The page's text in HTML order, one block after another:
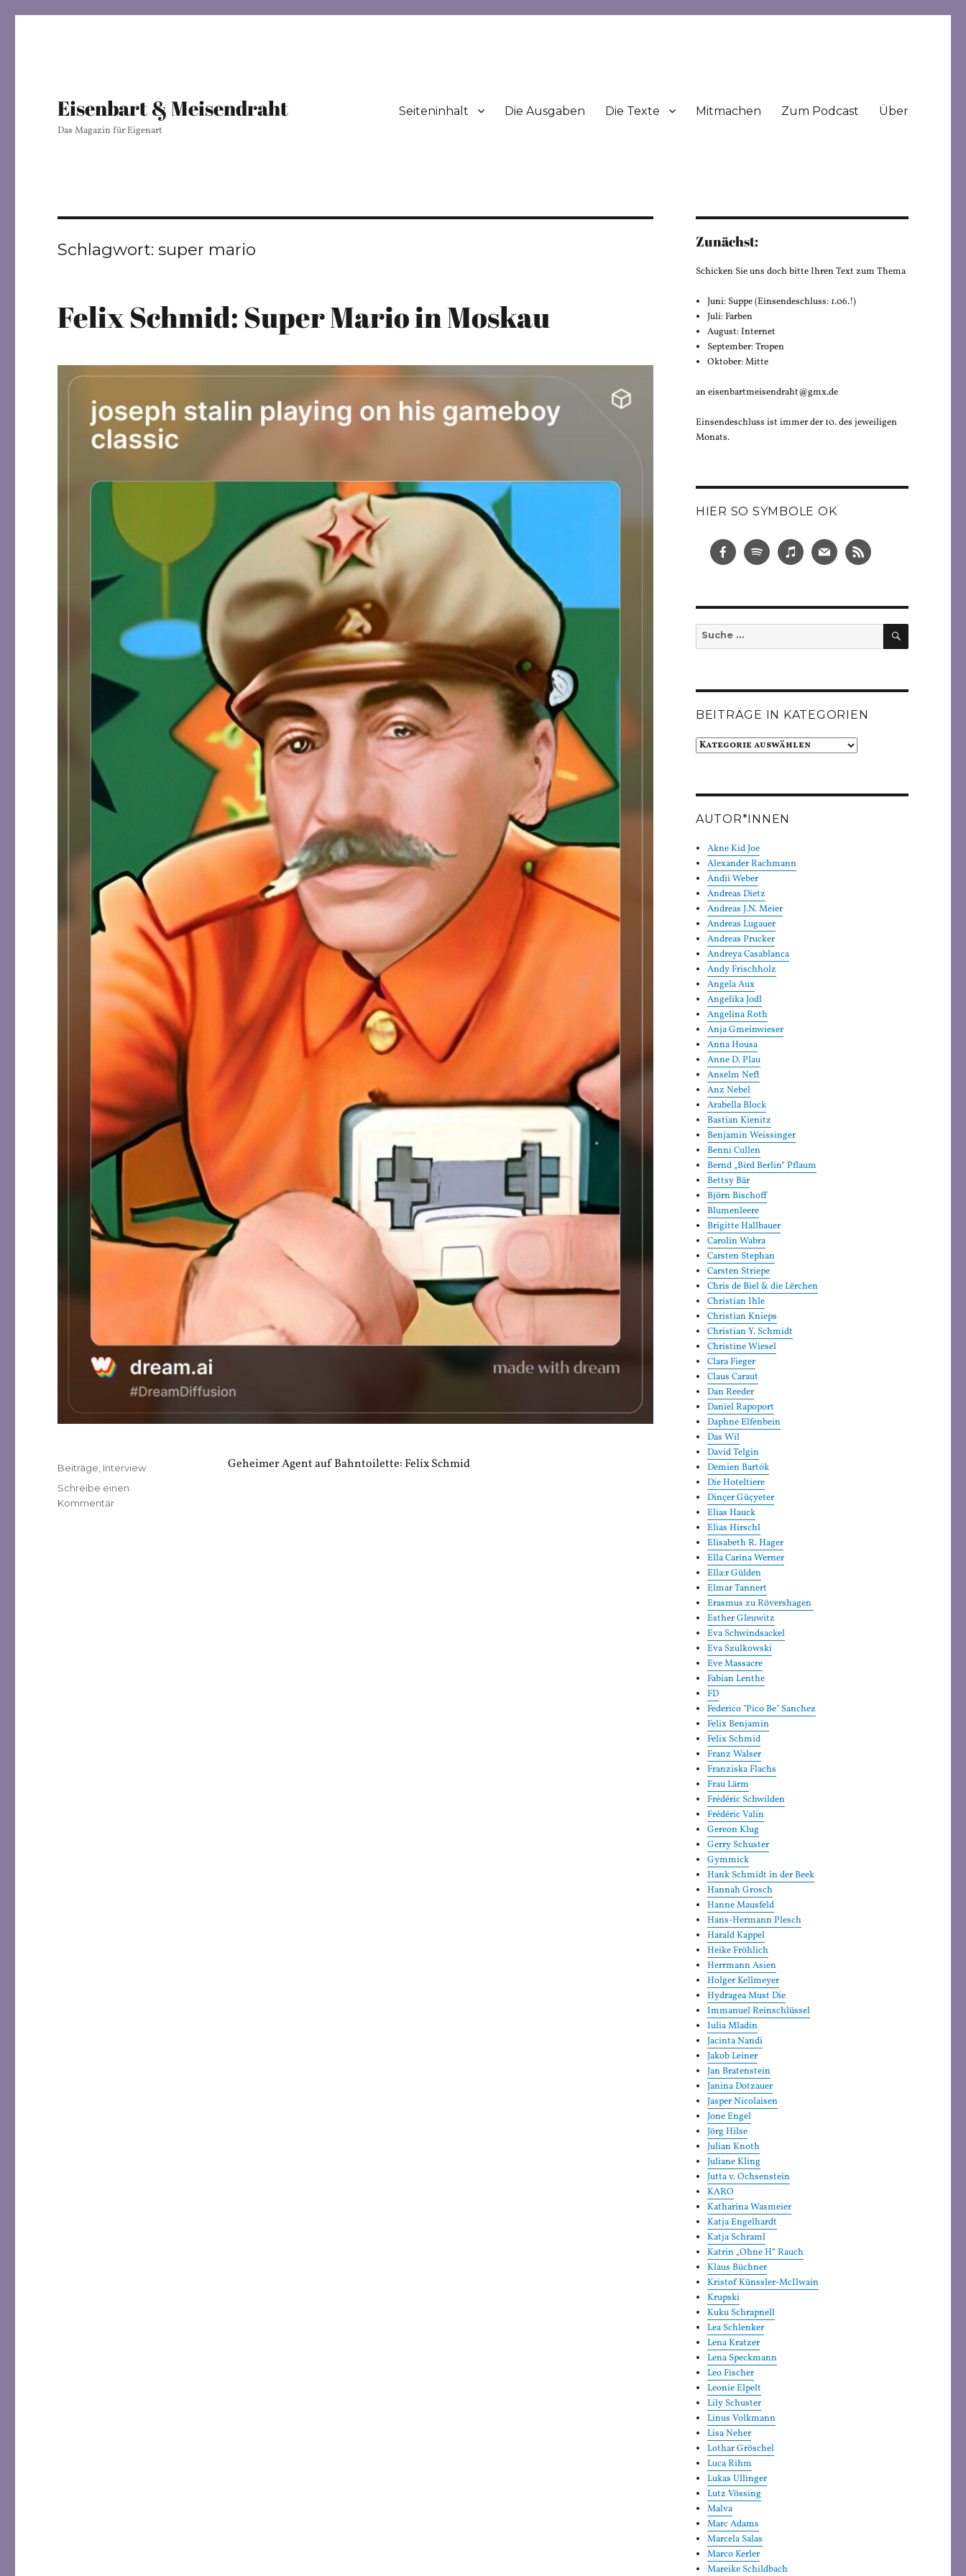
Eisenbart & Meisendraht
Das Magazin für Eigenart
Seiteninhalt Die Ausgaben Die Texte Mitmachen Zum Podcast Über
Schlagwort:super mario
Felix Schmid: Super Mario in Moskau
Geheimer Agent auf Bahntoilette: Felix Schmid
Veröffentlicht
am
Kategorien
Beiträge Interview
Schreibe einen
Kommentarzu
Zunächst:
Schicken Sie uns doch bitte Ihren Text zum Thema
Juni: Suppe (Einsendeschluss: 1.06.!)
Juli: Farben
August: Internet
September: Tropen
Oktober: Mitte
an eisenbartmeisendraht@gmx.de
Einsendeschluss ist immer der 10. des jeweiligen
Monats.
HIER SO SYMBOLE OK
Suche
nach:
SUCHEN
BEITRÄGE IN KATEGORIEN
Beiträge
AUTOR*INNEN
Akne Kid Joe
Alexander Rachmann
Andii Weber
Andreas Dietz
Andreas J.N. Meier
Andreas Lugauer
Andreas Prucker
Andreya Casablanca
Andy Frischholz
Angela Aux
Angelika Jodl
Angelina Roth
Anja Gmeinwieser
Anna Housa
Anne D. Plau
Anselm Neft
Anz Nebel
Arabella Block
Bastian Kienitz
Benjamin Weissinger
Benni Cullen
Bernd „Bird Berlin“ Pflaum
Bettsy Bär
Björn Bischoff
Blumenleere
Brigitte Hallbauer
Carolin Wabra
Carsten Stephan
Carsten Striepe
Chris de Biel & die Lërchen
Christian Ihle
Christian Knieps
Christian Y. Schmidt
Christine Wiesel
Clara Fieger
Claus Caraut
Dan Reeder
Daniel Rapoport
Daphne Elfenbein
Das Wil
David Telgin
Demien Bartók
Die Hoteltiere
Dinçer Güçyeter
Elias Hauck
Elias Hirschl
Elisabeth R. Hager
Ella Carina Werner
Ella:r Gülden
Elmar Tannert
Erasmus zu Rövershagen
Esther Gleuwitz
Eva Schwindsackel
Eva Szulkowski
Eve Massacre
Fabian Lenthe
FD
Federico "Pico Be" Sanchez
Felix Benjamin
Felix Schmid
Franz Walser
Franziska Flachs
Frau Lärm
Frédéric Schwilden
Frédéric Valin
Gereon Klug
Gerry Schuster
Gymmick
Hank Schmidt in der Beek
Hannah Grosch
Hanne Mausfeld
Hans-Hermann Plesch
Harald Kappel
Heike Fröhlich
Herrmann Asien
Holger Kellmeyer
Hydragea Must Die
Immanuel Reinschlüssel
Iulia Mladin
Jacinta Nandi
Jakob Leiner
Jan Bratenstein
Janina Dotzauer
Jasper Nicolaisen
Jone Engel
Jörg Hilse
Julian Knoth
Juliane Kling
Jutta v. Ochsenstein
KARO
Katharina Wasmeier
Katja Engelhardt
Katja Schraml
Katrin „Ohne H“ Rauch
Klaus Büchner
Kristof Künssler-McIlwain
Krupski
Kuku Schrapnell
Lea Schlenker
Lena Kratzer
Lena Speckmann
Leo Fischer
Leonie Elpelt
Lily Schuster
Linus Volkmann
Lisa Neher
Lothar Gröschel
Luca Rihm
Lukas Ullinger
Lutz Vössing
Malva
Marc Adams
Marcela Salas
Marco Kerler
Mareike Schildbach